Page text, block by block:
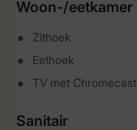
Woon-/eetkamer
Zithoek
Eethoek
TV met Chromecast
Sanitair